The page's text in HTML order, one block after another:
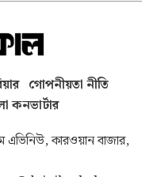
ও অসত্য’ বলল
দল কিসের
রহমান মান্না
ভরা হয়েছে নারীর
মাথা ও পা
গোপনীয়তা নীতি
কনভার্টার
এভিনিউ, কারওয়ান বাজার,